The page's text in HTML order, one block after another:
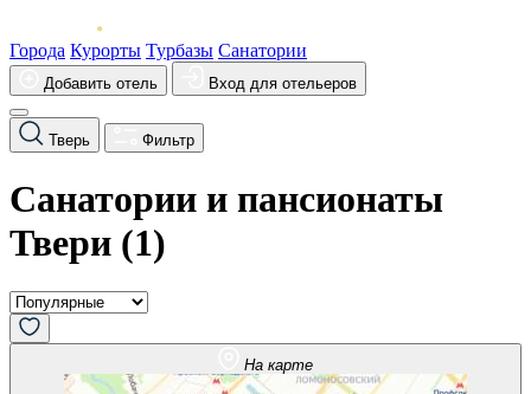
Города Курорты Турбазы Санатории
Добавить отель Вход для отельеров
Тверь Фильтр
Санатории и пансионаты
Твери (1)
На карте